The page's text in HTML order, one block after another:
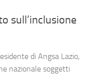
sull’inclusione
di Angsa Lazio,
nazionale soggetti